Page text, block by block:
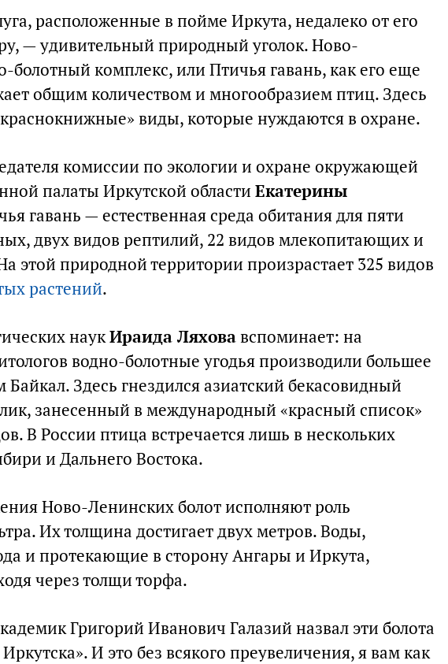
расположенные в пойме Иркута, недалеко от его
— удивительный природный уголок. Ново-
болотный комплекс, или Птичья гавань, как его еще
общим количеством и многообразием птиц. Здесь
виды, которые нуждаются в охране.
комиссии по экологии и охране окружающей
палаты Иркутской области Екатерины
гавань — естественная среда обитания для пяти
двух видов рептилий, 22 видов млекопитающих и
этой природной территории произрастает 325 видов
растений.
наукИраида Ляховавспоминает: на
водно-болотные угодья производили большее
Байкал. Здесь гнездился азиатский бекасовидный
занесенный в международный «красный список»
В России птица встречается лишь в нескольких
и Дальнего Востока.
Ново-Ленинских болот исполняют роль
Их толщина достигает двух метров. Воды,
и протекающие в сторону Ангары и Иркута,
через толщи торфа.
Григорий Иванович Галазий назвал эти болота
И это без всякого преувеличения, я вам как